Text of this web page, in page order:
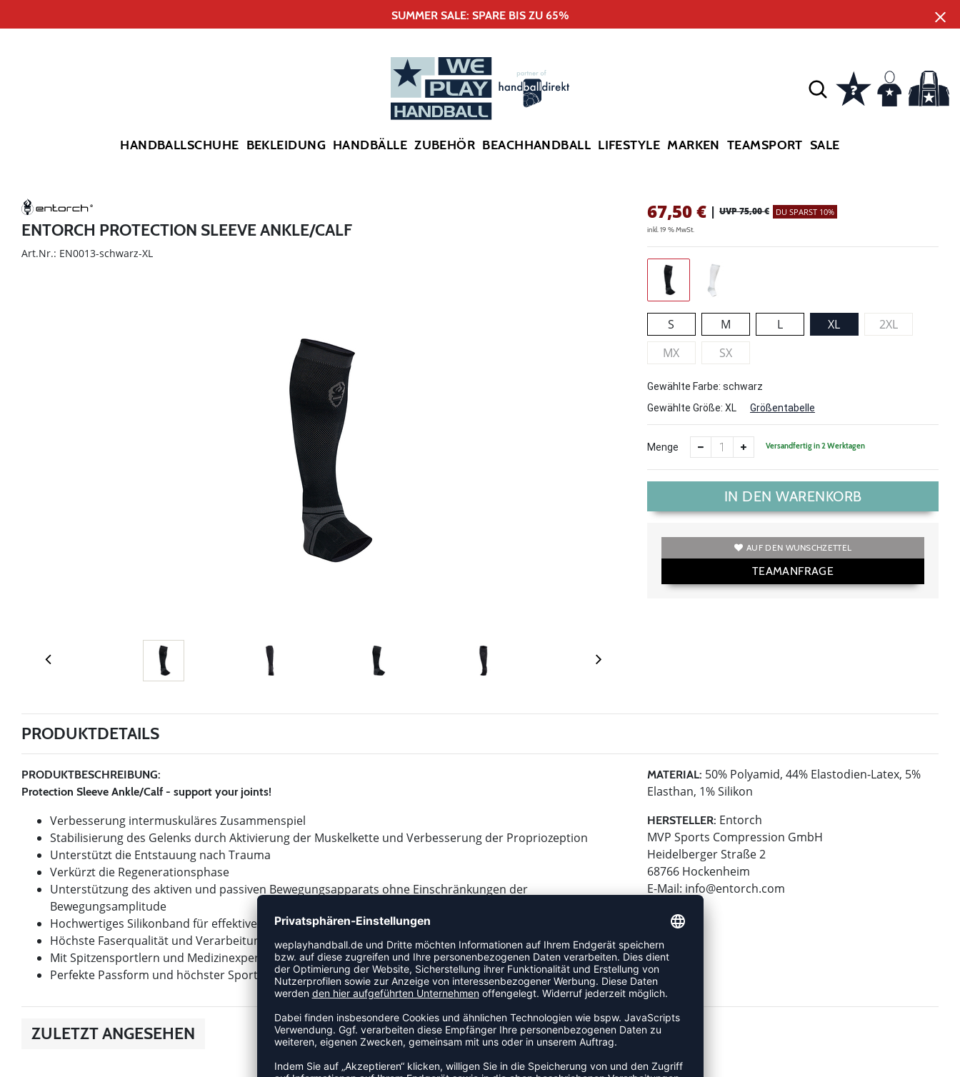
SUMMER SALE: SPARE BIS ZU 65%
HANDBALLSCHUHE BEKLEIDUNG HANDBÄLLE ZUBEHÖR BEACHHANDBALL LIFESTYLE MARKEN TEAMSPORT SALE
ENTORCH PROTECTION SLEEVE ANKLE/CALF
Art.Nr.: EN0013-schwarz-XL
67,50€ | UVP 75,00 € DU SPARST 10%
inkl. 19 % MwSt.
S M L XL
2XL
MX
SX
Gewählte Farbe: schwarz
Gewählte Größe: XL Größentabelle
Menge Versandfertig in 2 Werktagen
IN DEN WARENKORB
AUF DEN WUNSCHZETTEL
TEAMANFRAGE
PRODUKTDETAILS
PRODUKTBESCHREIBUNG:
Protection Sleeve Ankle/Calf - support your joints!
Verbesserung intermuskuläres Zusammenspiel
Stabilisierung des Gelenks durch Aktivierung der Muskelkette und Verbesserung der Propriozeption
Unterstützt die Entstauung nach Trauma
Verkürzt die Regenerationsphase
Unterstützung des aktiven und passiven Bewegungsapparats ohne Einschränkungen der
Bewegungsamplitude
Hochwertiges Silikonband für effektive Anti-Rutsch-Eigenschaften
Höchste Faserqualität und Verarbeitung dank made in Germany
Mit Spitzensportlern und Medizinexperten entwickelt
Perfekte Passform und höchster Sport-Fit dank Nähe zum Leistungssport
MATERIAL: 50% Polyamid, 44% Elastodien-Latex, 5%
Elasthan, 1% Silikon
HERSTELLER: Entorch
MVP Sports Compression GmbH
Heidelberger Straße 2
68766 Hockenheim
E-Mail: info@entorch.com
ZULETZT ANGESEHEN